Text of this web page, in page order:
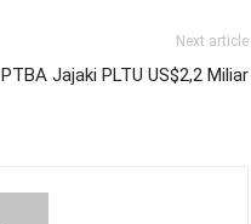
Next article
PTBA Jajaki PLTU US$2,2 Miliar